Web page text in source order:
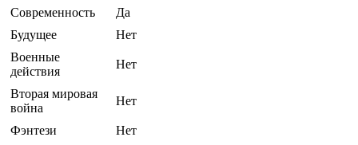
Современность
Да
Будущее
Нет
Военные
действия
Нет
Вторая мировая
война
Нет
Фэнтези
Нет